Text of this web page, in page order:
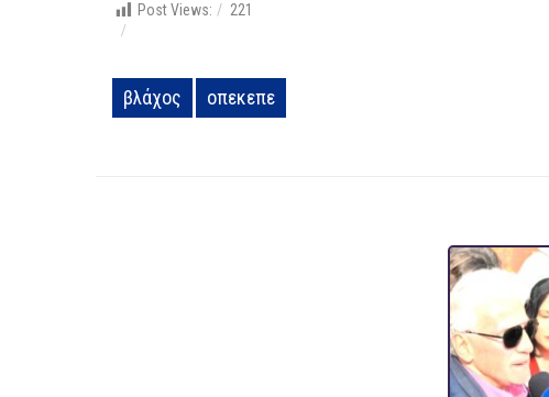
Post Views: 221
βλάχος οπεκεπε